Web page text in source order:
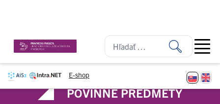
E-shop
POVINNÉ PREDMETY